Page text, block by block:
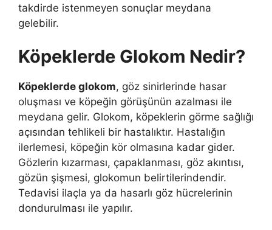
takdirde istenmeyen sonuçlar meydana
gelebilir.
Köpeklerde Glokom Nedir?
Köpeklerde glokom, göz sinirlerinde hasar
oluşması ve köpeğin görüşünün azalması ile
meydana gelir. Glokom, köpeklerin görme sağlığı
açısından tehlikeli bir hastalıktır. Hastalığın
ilerlemesi, köpeğin kör olmasına kadar gider.
Gözlerin kızarması, çapaklanması, göz akıntısı,
gözün şişmesi, glokomun belirtilerindendir.
Tedavisi ilaçla ya da hasarlı göz hücrelerinin
dondurulması ile yapılır.